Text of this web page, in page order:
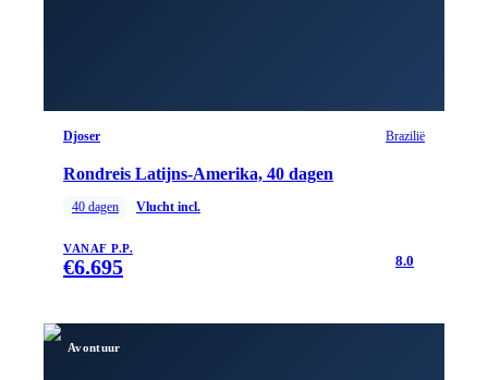
Djoser Brazilië
Rondreis Latijns-Amerika, 40 dagen
40 dagen Vlucht incl.
VANAF P.P.
€6.695 8.0
Avontuur